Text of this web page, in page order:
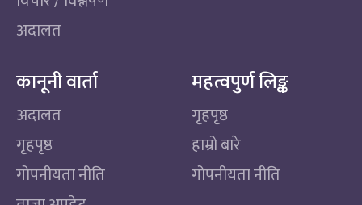
अदालत
कानूनी वार्ता
अदालत
गृहपृष्ठ
गोपनीयता नीति
महत्वपुर्ण लिङ्क
गृहपृष्ठ
हाम्रो बारे
गोपनीयता नीति